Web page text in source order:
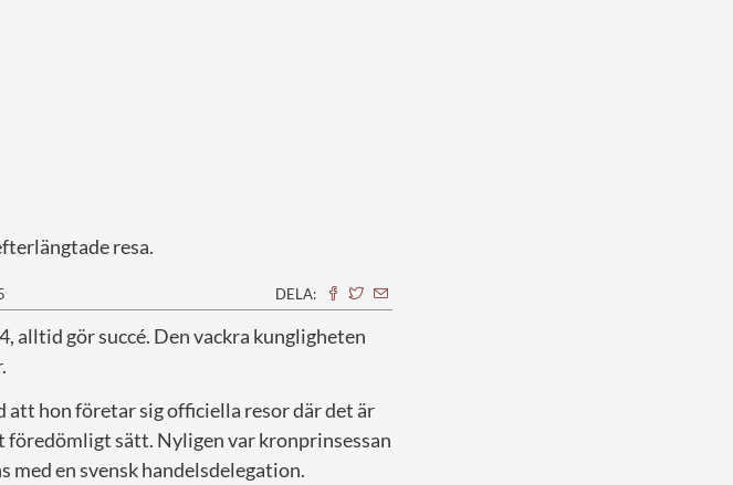
resa.
DELA:
alltid gör succé. Den vackra kungligheten
hon företar sig officiella resor där det är
sätt. Nyligen var kronprinsessan
med en svensk handelsdelegation.